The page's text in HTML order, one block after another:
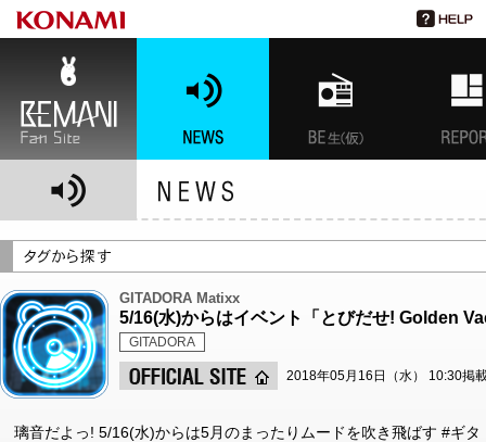
GITADORA Matixx
5/16(水)からはイベント「とびだせ! Golden
GITADORA
2018年05月16日（水） 10:30掲
璃音だよっ! 5/16(水)からは5月のまったりムードを吹き飛ばす #ギ